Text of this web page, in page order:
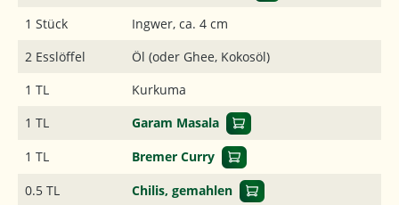
1 Stück
Ingwer, ca. 4 cm
2 Esslöffel
Öl (oder Ghee, Kokosöl)
1 TL
Kurkuma
1 TL
Garam Masala
1 TL
Bremer Curry
0.5 TL
Chilis, gemahlen